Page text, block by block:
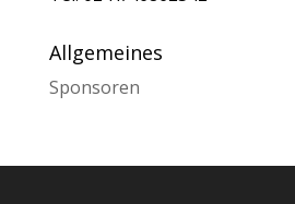
Allgemeines
Sponsoren